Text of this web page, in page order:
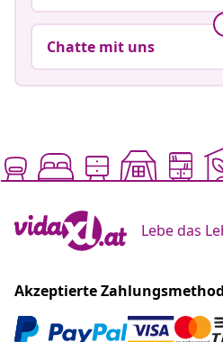
Chatte mit uns
Lebe das
Akzeptierte